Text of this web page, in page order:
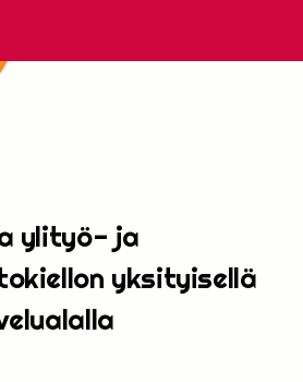
ylityö- ja
yksityisellä